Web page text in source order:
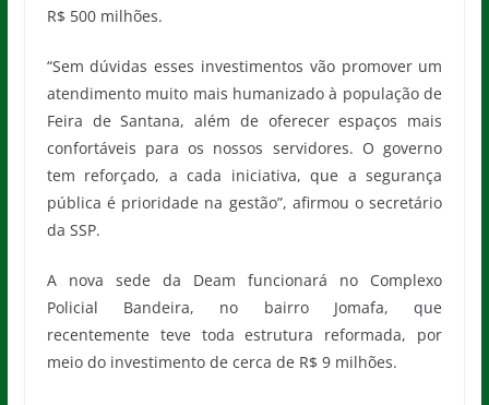
R$ 500 milhões.
“Sem dúvidas esses investimentos vão promover um
atendimento muito mais humanizado à população de
Feira de Santana, além de oferecer espaços mais
confortáveis para os nossos servidores. O governo
tem reforçado, a cada iniciativa, que a segurança
pública é prioridade na gestão”, afirmou o secretário
da SSP.
A nova sede da Deam funcionará no Complexo
Policial Bandeira, no bairro Jomafa, que
recentemente teve toda estrutura reformada, por
meio do investimento de cerca de R$ 9 milhões.